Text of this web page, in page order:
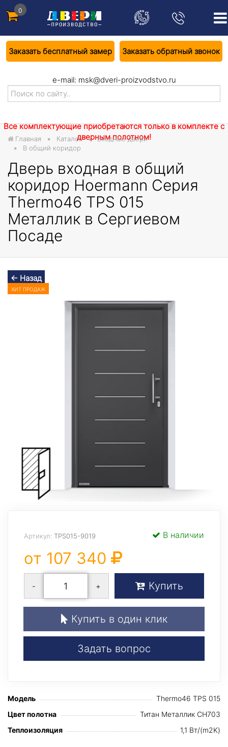
0
Заказать бесплатный замер Заказать обратный звонок
e-mail: msk@dveri-proizvodstvo.ru
Все комплектующие приобретаются только в комплекте с
дверным полотном!
Главная Каталог
Входные двери
В общий коридор
Дверь входная в общий
коридор Hoermann Серия
Thermo46 TPS 015
Металлик в Сергиевом
Посаде
Артикул: TPS015-9019 В наличии
от 107 340
- + Купить
Купить в один клик
Задать вопрос
Модель
Thermo46 TPS 015
Цвет полотна
Титан Металлик CH703
Теплоизоляция
1,1 Вт/(m2K)
← Назад
ХИТ ПРОДАЖ